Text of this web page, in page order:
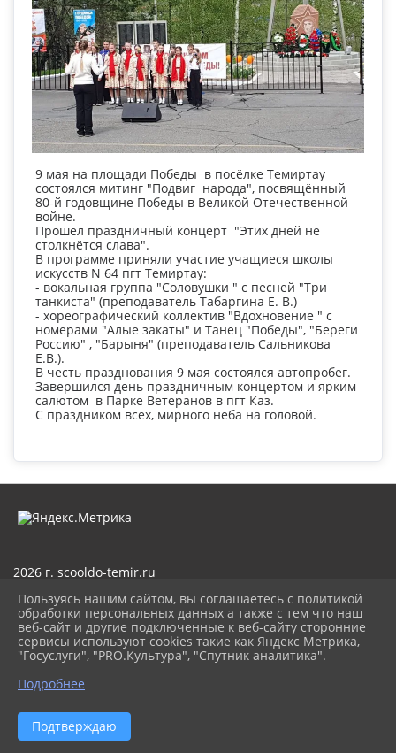
9 мая на площади Победы в посёлке Темиртау
состоялся митинг "Подвиг народа", посвящённый
80-й годовщине Победы в Великой Отечественной
войне.
Прошёл праздничный концерт "Этих дней не
столкнётся слава".
В программе приняли участие учащиеся школы
искусств N 64 пгт Темиртау:
- вокальная группа "Соловушки " с песней "Три
танкиста" (преподаватель Табаргина Е. В.)
- хореографический коллектив "Вдохновение " с
номерами "Алые закаты" и Танец "Победы", "Береги
Россию" , "Барыня" (преподаватель Сальникова
Е.В.).
В честь празднования 9 мая состоялся автопробег.
Завершился день праздничным концертом и ярким
салютом в Парке Ветеранов в пгт Каз.
С праздником всех, мирного неба на головой.
2026 г. scooldo-temir.ru
Карта сайта
Политика обработки персональных данных
Сделано на KubCMS
Разработка и поддержка
Пользуясь нашим сайтом, вы соглашаетесь с политикой
обработки персональных данных а также с тем что наш
веб-сайт и другие подключенные к веб-сайту сторонние
сервисы используют cookies такие как Яндекс Метрика,
"Госуслуги", "PRO.Культура", "Спутник аналитика".
Подробнее
Подтверждаю